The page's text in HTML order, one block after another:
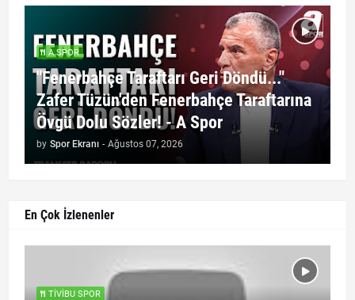
A SPOR
"Fenerbahçe Taraftarı Geri Döndü..."
Zafer Tüzün'den Fenerbahçe Taraftarına
Övgü Dolu Sözler! - A Spor
by Spor Ekranı - Ağustos 07, 2026
En Çok İzlenenler
TIVIBU SPOR